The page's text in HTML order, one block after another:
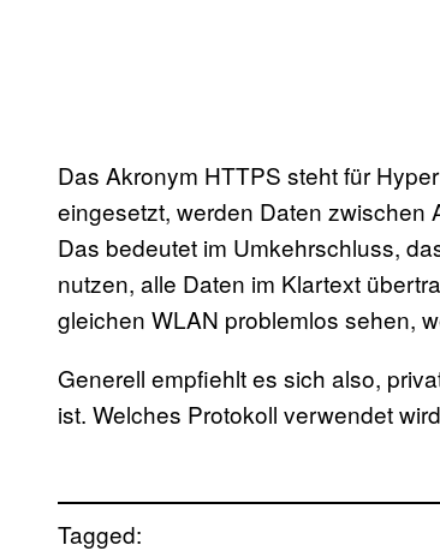
Das Akronym HTTPS steht für
eingesetzt, werden Daten zwischen
Das bedeutet im Umkehrschluss,
nutzen, alle Daten im Klartext
gleichen WLAN problemlos sehen,
Generell empfiehlt es sich also,
ist. Welches Protokoll verwendet
Tagged: